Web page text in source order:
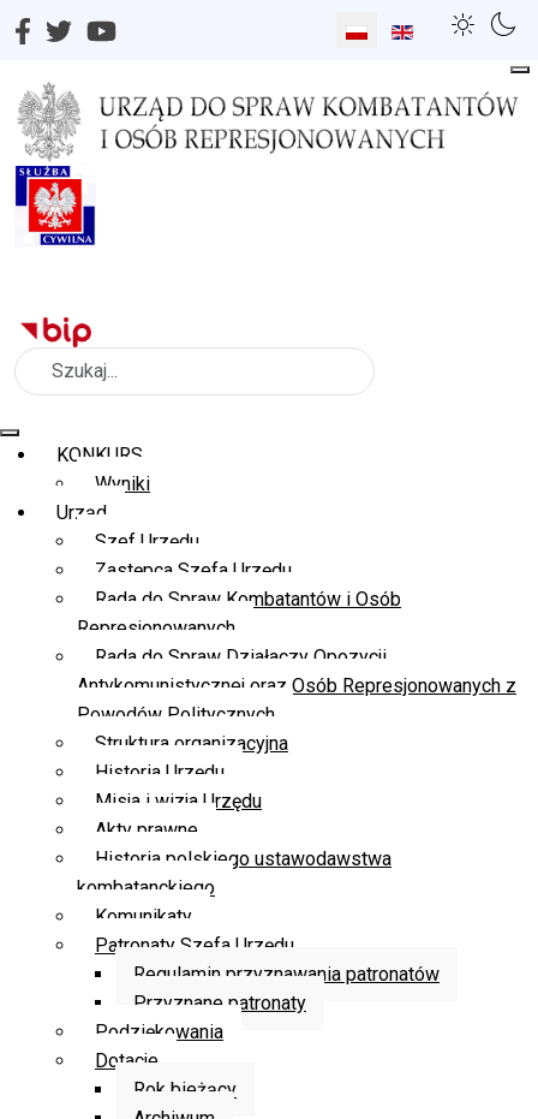
Wybierz swój język
Szukaj
KONKURS
Wyniki
Urząd
Szef Urzędu
Zastępca Szefa Urzędu
Rada do Spraw Kombatantów i Osób
Represjonowanych
Rada do Spraw Działaczy Opozycji
Antykomunistycznej oraz Osób Represjonowanych z
Powodów Politycznych
Struktura organizacyjna
Historia Urzędu
Misja i wizja Urzędu
Akty prawne
Historia polskiego ustawodawstwa
kombatanckiego
Komunikaty
Patronaty Szefa Urzędu
Regulamin przyznawania patronatów
Przyznane patronaty
Podziękowania
Dotacje
Rok bieżący